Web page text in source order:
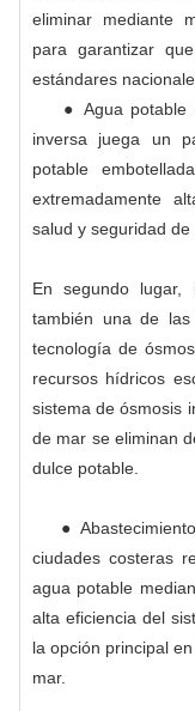
eliminar mediante
para garantizar
estándares
● Agua potable
inversa juega un
potable
extremadamente
salud y seguridad de
En segundo
también una de
tecnología de
recursos hídricos
sistema de ósmosis
de mar se eliminan
dulce potable.
● Abastecimiento
ciudades costeras
agua potable
alta eficiencia del
la opción principal
mar.